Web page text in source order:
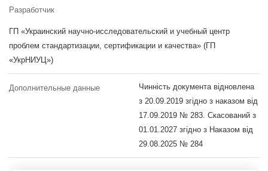
Разработчик
ГП «Украинский научно-исследовательский и учебный центр
проблем стандартизации, сертификации и качества» (ГП
«УкрНИУЦ»)
Дополнительные данные
Чинність документа відновлена
з 20.09.2019 згідно з наказом від
17.09.2019 № 283. Скасований з
01.01.2027 згідно з Наказом від
29.08.2025 № 284